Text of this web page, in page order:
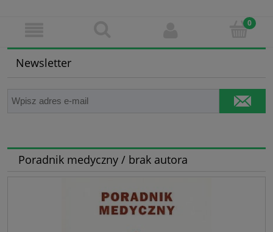
Newsletter
Poradnik medyczny / brak autora